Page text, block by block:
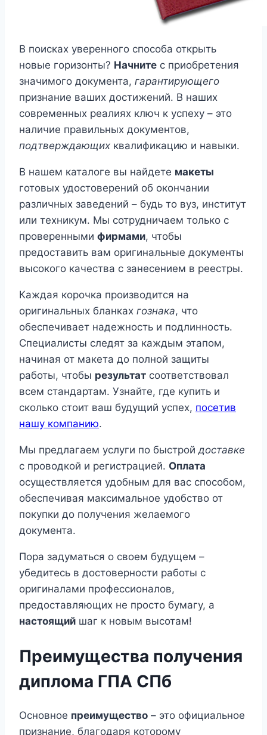
В поисках уверенного способа открыть
новые горизонты? Начните с приобретения
значимого документа, гарантирующего
признание ваших достижений. В наших
современных реалиях ключ к успеху – это
наличие правильных документов,
подтверждающих квалификацию и навыки.
В нашем каталоге вы найдете макеты
готовых удостоверений об окончании
различных заведений – будь то вуз, институт
или техникум. Мы сотрудничаем только с
проверенными фирмами, чтобы
предоставить вам оригинальные документы
высокого качества с занесением в реестры.
Каждая корочка производится на
оригинальных бланках гознака, что
обеспечивает надежность и подлинность.
Специалисты следят за каждым этапом,
начиная от макета до полной защиты
работы, чтобы результат соответствовал
всем стандартам. Узнайте, где купить и
сколько стоит ваш будущий успех, посетив
нашу компанию.
Мы предлагаем услуги по быстройдоставке
с проводкой и регистрацией. Оплата
осуществляется удобным для вас способом,
обеспечивая максимальное удобство от
покупки до получения желаемого
документа.
Пора задуматься о своем будущем –
убедитесь в достоверности работы с
оригиналами профессионалов,
предоставляющих не просто бумагу, а
настоящий шаг к новым высотам!
Преимущества получения
диплома ГПА СПб
Основное преимущество – это официальное
признание, благодаря которому